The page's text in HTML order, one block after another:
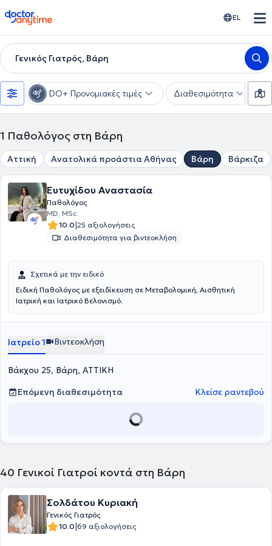
doctoranytime EL
Γενικός Γιατρός, Βάρη
DO+ Προνομιακές τιμές Διαθεσιμότητα
1 Παθολόγος στη Βάρη
Αττική Ανατολικά προάστια Αθήνας Βάρη Βάρκιζα
Ευτυχίδου Αναστασία
Παθολόγος
MD, MSc
10.0|25 αξιολογήσεις
Διαθεσιμότητα για βιντεοκλήση
Σχετικά με την ειδικό
Ειδική Παθολόγος με εξειδίκευση σε Μεταβολομική, Αισθητική
Ιατρική και Ιατρικό Βελονισμό.
Ιατρείο 1 Βιντεοκλήση
Βάκχου 25, Βάρη, ΑΤΤΙΚΗ
Επόμενη διαθεσιμότητα
Κλείσε ραντεβού
40 Γενικοί Γιατροί κοντά στη Βάρη
Σολδάτου Κυριακή
Γενικός Γιατρός
10.0|69 αξιολογήσεις